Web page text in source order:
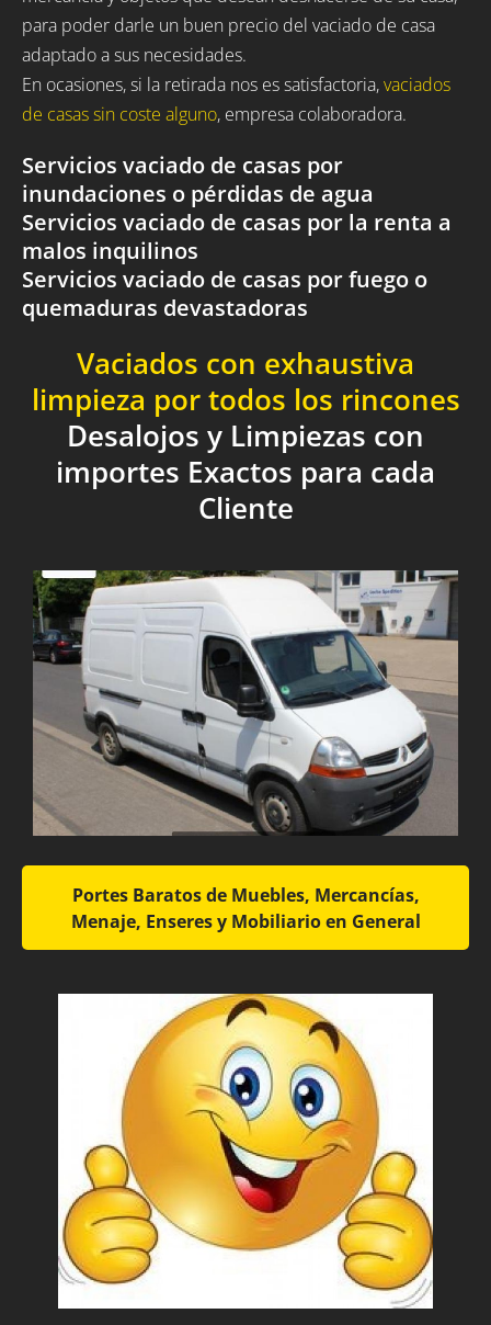
para poder darle un buen precio del vaciado de casa
adaptado a sus necesidades.
En ocasiones, si la retirada nos es satisfactoria,vaciados
de casas sin coste alguno, empresa colaboradora.
Servicios vaciado de casas por
inundaciones o pérdidas de agua
Servicios vaciado de casas por la renta a
malos inquilinos
Servicios vaciado de casas por fuego o
quemaduras devastadoras
Vaciados con exhaustiva
limpieza por todos los rincones
Desalojos y Limpiezas con
importes Exactos para cada
Cliente
Portes Baratos de Muebles, Mercancías,
Menaje, Enseres y Mobiliario en General